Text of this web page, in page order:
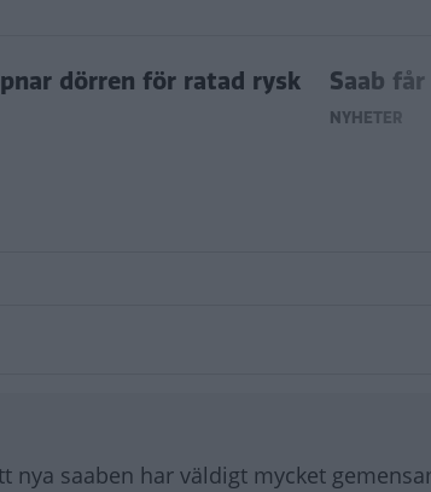
dörren för ratad rysk
Saab
NYHETER
nya saaben har väldigt mycket